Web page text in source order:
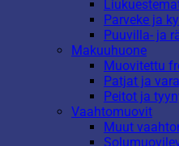
Parveke ja
Puuvilla- ja
Makuuhuone
Muovitettu
Patjat ja
Peitot ja
Vaahtomuovit
Muut